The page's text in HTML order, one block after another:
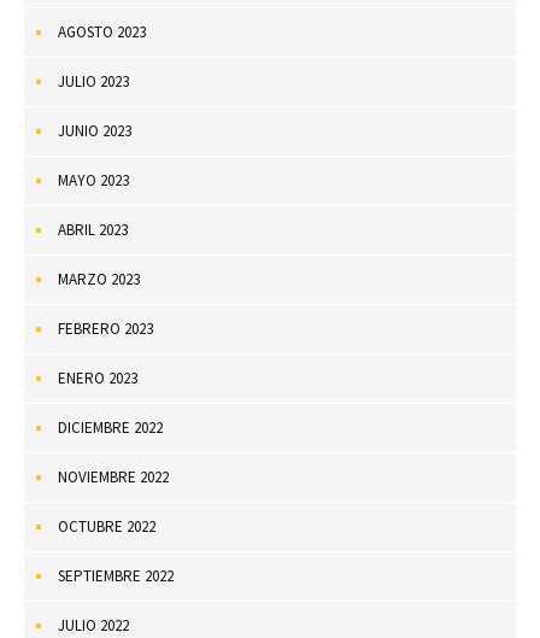
AGOSTO 2023
JULIO 2023
JUNIO 2023
MAYO 2023
ABRIL 2023
MARZO 2023
FEBRERO 2023
ENERO 2023
DICIEMBRE 2022
NOVIEMBRE 2022
OCTUBRE 2022
SEPTIEMBRE 2022
JULIO 2022